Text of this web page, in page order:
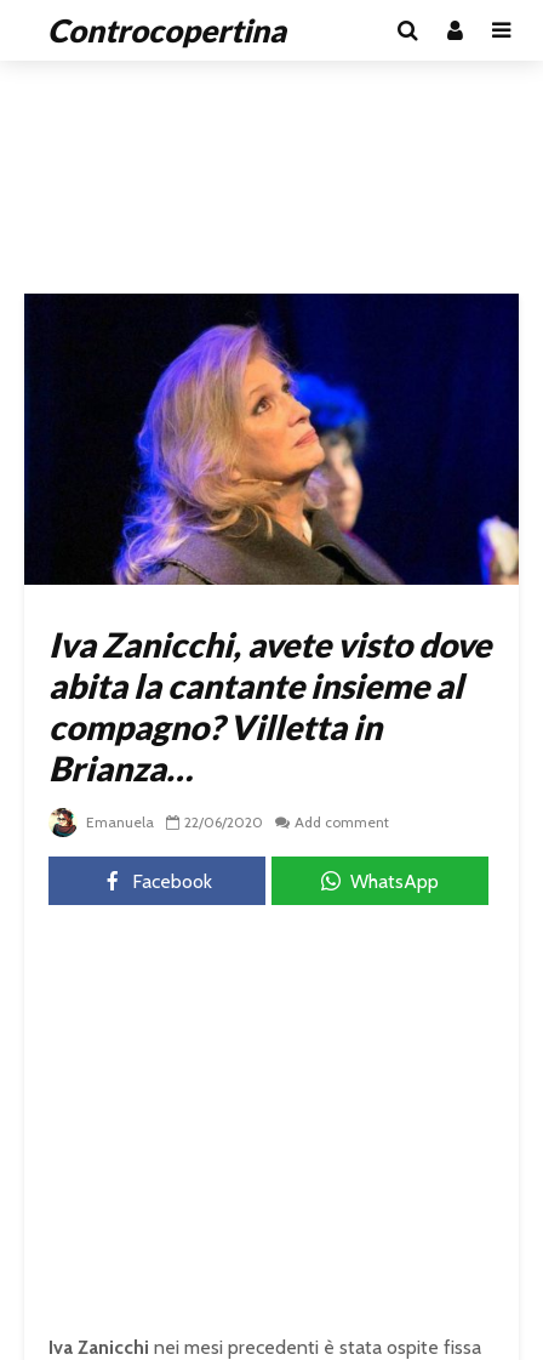
Controcopertina
Iva Zanicchi, avete visto dove
abita la cantante insieme al
compagno? Villetta in
Brianza…
Emanuela 22/06/2020 Add comment
Facebook WhatsApp
Iva Zanicchi nei mesi precedenti è stata ospite fissa